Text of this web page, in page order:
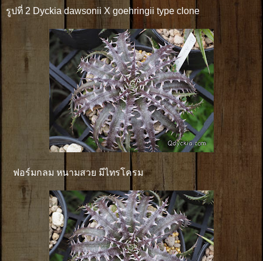
รูปที่ 2 Dyckia dawsonii X goehringii type clone
ฟอร์มกลม หนามสวย มีไทรโครม